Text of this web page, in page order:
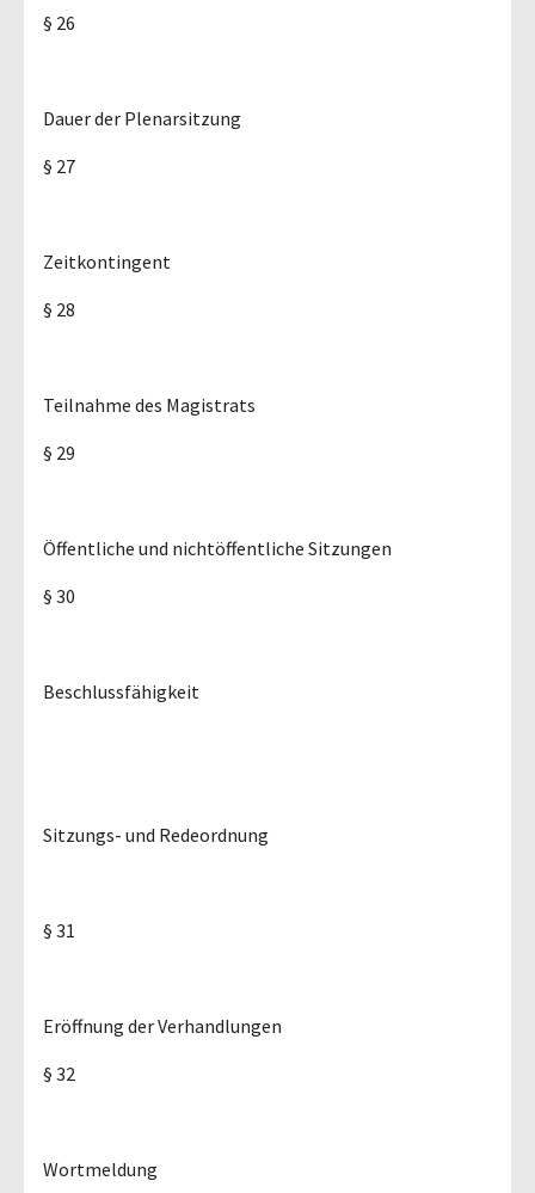
§ 26
Dauer der Plenarsitzung
§ 27
Zeitkontingent
§ 28
Teilnahme des Magistrats
§ 29
Öffentliche und nichtöffentliche Sitzungen
§ 30
Beschlussfähigkeit
Sitzungs- und Redeordnung
§ 31
Eröffnung der Verhandlungen
§ 32
Wortmeldung